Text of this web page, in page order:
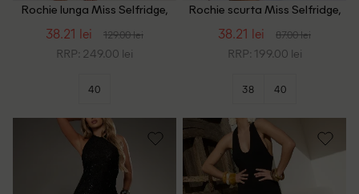
Rochie lunga Miss Selfridge,
38.21 lei 129.00 lei
RRP: 249.00 lei
40
Rochie scurta Miss Selfridge,
38.21 lei 87.00 lei
RRP: 199.00 lei
38 40